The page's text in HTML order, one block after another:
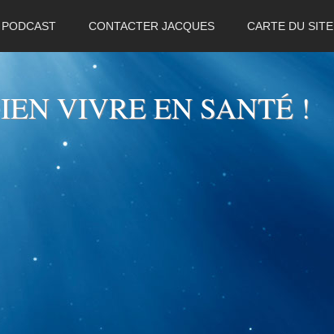
PODCAST CONTACTER JACQUES CARTE DU SITE
VIVRE EN SANTÉ !